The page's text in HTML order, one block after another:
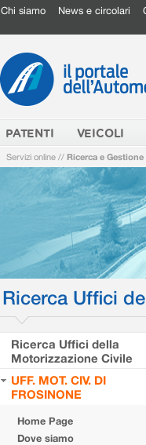
Chi siamo News e circolari
PATENTI VEICOLI
Servizi online // Ricerca e Gestione
Ricerca Uffici
Ricerca Uffici della
Motorizzazione Civile
UFF. MOT. CIV. DI
FROSINONE
Home Page
Dove siamo